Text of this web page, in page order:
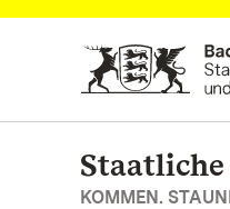
Zum Hauptinhalt
Staatliche
KOMMEN.